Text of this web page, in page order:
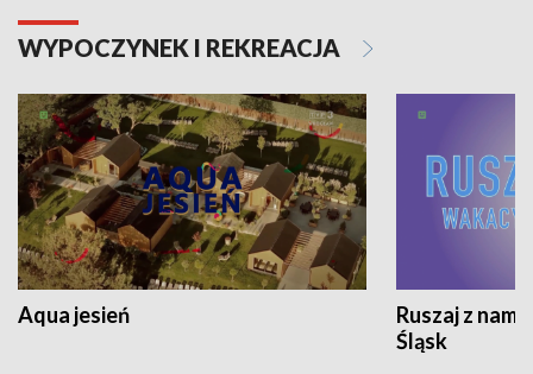
WYPOCZYNEK I REKREACJA
Aqua jesień
Ruszaj z
Śląsk